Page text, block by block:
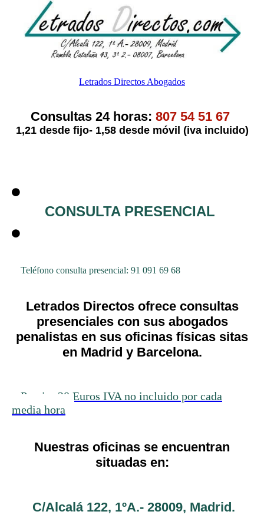
Letrados Directos Abogados
Consultas 24 horas: 807 54 51 67
1,21 desde fijo- 1,58 desde móvil (iva incluido)
CONSULTA PRESENCIAL
Teléfono consulta presencial: 91 091 69 68
Letrados Directos ofrece consultas
presenciales con sus abogados
penalistas en sus oficinas físicas sitas
en Madrid y Barcelona.
Precio: 28 Euros IVA no incluido por cada
media hora
Nuestras oficinas se encuentran
situadas en:
C/Alcalá 122, 1ºA.- 28009, Madrid.